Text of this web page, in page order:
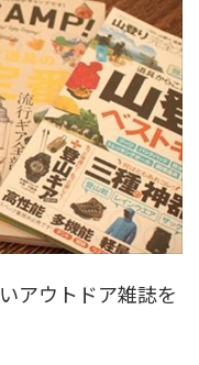
アウトドア雑誌を